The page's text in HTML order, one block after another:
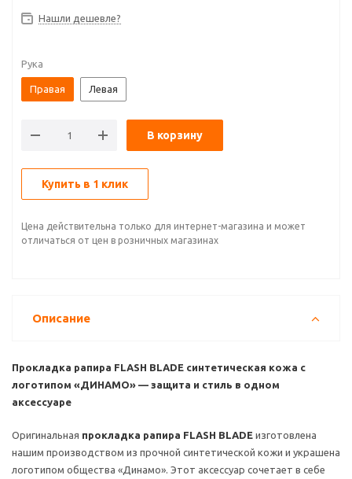
Нашли дешевле?
Рука
Правая Левая
В корзину
Купить в 1 клик
Цена действительна только для интернет-магазина и может
отличаться от цен в розничных магазинах
Описание
Прокладка рапира FLASH BLADE синтетическая кожа с
логотипом «ДИНАМО» — защита и стиль в одном
аксессуаре
Оригинальная прокладка рапира FLASH BLADE изготовлена
нашим производством из прочной синтетической кожи и украшена
логотипом общества «Динамо». Этот аксессуар сочетает в себе